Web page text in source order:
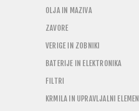
OLJA IN MAZIVA
ZAVORE
VERIGE IN ZOBNIKI
BATERIJE IN ELEKTRONIKA
FILTRI
KRMILA IN UPRAVLJALNI